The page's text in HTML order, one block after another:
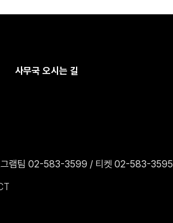
사무국 오시는 길
램팀 02-583-3599 / 티켓 02-583-3595